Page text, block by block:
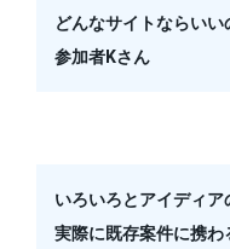
どんなサイトならいい
参加者Kさん
いろいろとアイディア
実際に既存案件に携わ